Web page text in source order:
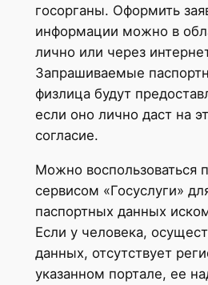
госорганы. Оформить
информации можно в
лично или через
Запрашиваемые
физлица будут
если оно лично даст на
согласие.
Можно воспользоваться
сервисом «Госуслуги»
паспортных данных
Если у человека,
данных, отсутствует
указанном портале, ее